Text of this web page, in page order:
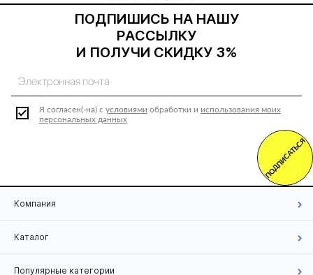
ПОДПИШИСЬ НА НАШУ
РАССЫЛКУ
И ПОЛУЧИ СКИДКУ 3%
Я согласен(-на) с условиями обработки и использования моих
персональных данных
ПОДПИСАТЬСЯ
Компания
Каталог
Популярные категории